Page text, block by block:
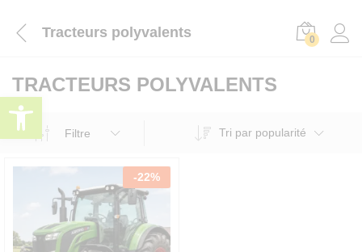
Tracteurs polyvalents 0
TRACTEURS POLYVALENTS
Filtre Tri par popularité
-22%
Ouvrir la barre d’outils